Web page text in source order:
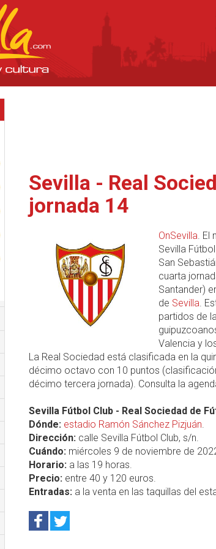
Sevilla - Real
jornada 14
OnSevilla. El
Sevilla
San
cuarta
Santander)
de Sevilla.
partidos de
Valencia y
La Real Sociedad está clasificada en la
décimo octavo con 10 puntos
décimo tercera jornada). Consulta la
Sevilla Fútbol Club - Real Sociedad de
Dónde: estadio Ramón Sánchez Pizjuán.
Dirección: calle Sevilla Fútbol Club, s/n.
Cuándo: miércoles 9 de noviembre de
Horario: a las 19 horas.
Precio: entre 40 y 120 euros.
Entradas: a la venta en las taquillas del